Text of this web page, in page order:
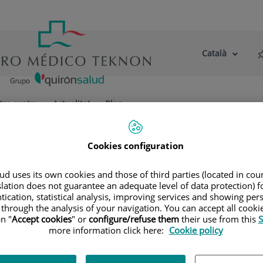
Selector
Llenguatge
Català
centre Actualitat Blog
Cookies configuration
uses its own cookies and those of third parties (located in
does not guarantee an adequate level of data protection)
statistical analysis, improving services and showing
the analysis of your navigation. You can accept all
"Accept cookies" or configure/refuse themtheir use from this
more information click here: Cookie policy